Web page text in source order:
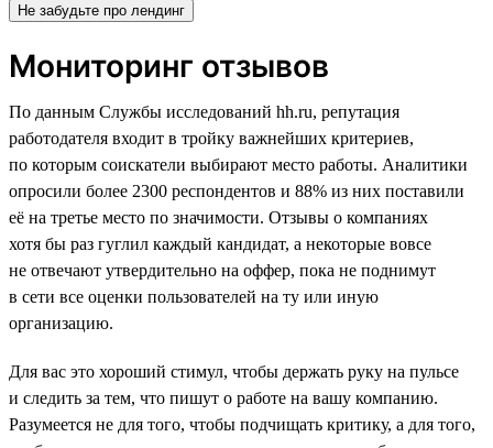
Не забудьте про лендинг
Мониторинг отзывов
По данным Службы исследований hh.ru, репутация
работодателя входит в тройку важнейших критериев,
по которым соискатели выбирают место работы. Аналитики
опросили более 2300 респондентов и 88% из них поставили
её на третье место по значимости. Отзывы о компаниях
хотя бы раз гуглил каждый кандидат, а некоторые вовсе
не отвечают утвердительно на оффер, пока не поднимут
в сети все оценки пользователей на ту или иную
организацию.
Для вас это хороший стимул, чтобы держать руку на пульсе
и следить за тем, что пишут о работе на вашу компанию.
Разумеется не для того, чтобы подчищать критику, а для того,